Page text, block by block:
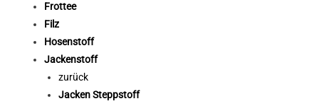
Frottee
Filz
Hosenstoff
Jackenstoff
zurück
Jacken Steppstoff